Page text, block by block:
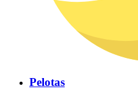
Pelotas